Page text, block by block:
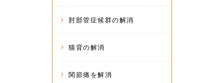
肘部管症候群の解消
猫背の解消
関節痛を解消